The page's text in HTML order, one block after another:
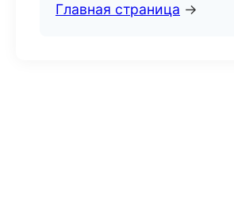
Главная страница →